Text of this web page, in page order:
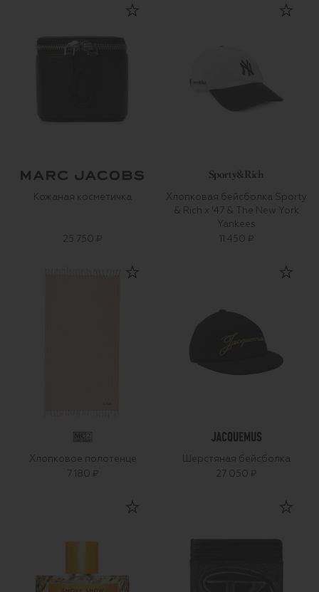
Кожаная косметичка
25 750 ₽
Хлопковая бейсболка Sporty
& Rich x '47 & The New York
Yankees
11 450 ₽
Хлопковое полотенце
7 180 ₽
Шерстяная бейсболка
27 050 ₽